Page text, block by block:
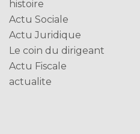
histoire
Actu Sociale
Actu Juridique
Le coin du dirigeant
Actu Fiscale
actualite